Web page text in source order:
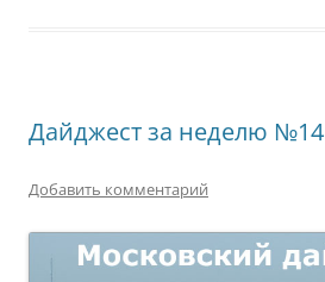
Дайджест за неделю №14
Добавить комментарий